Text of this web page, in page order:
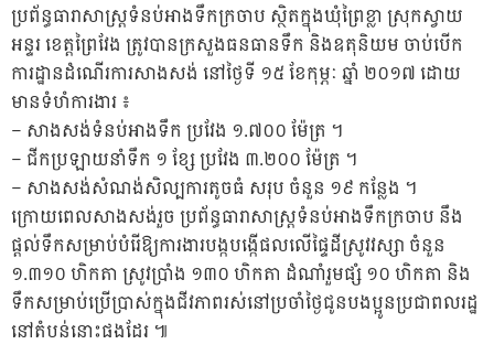
ប្រព័ន្ធធារាសាស្ត្រទំនប់អាងទឹកក្រចាប ស្ថិតក្នុងឃុំព្រៃខ្លា ស្រុកស្វាយ
អន្ទរ ខេត្តព្រៃវែង ត្រូវបានក្រសួងធនធានទឹក និងឧតុនិយម ចាប់បើក
ការដ្ឋានដំណើរការសាងសង់ នៅថ្ងៃទី ១៥ ខែកុម្ភៈ ឆ្នាំ ២០១៧ ដោយ
មានទំហំការងារ ៖
– សាងសង់ទំនប់អាងទឹក ប្រវែង ១.៧០០ ម៉ែត្រ ។
– ជីកប្រឡាយនាំទឹក ១ ខ្សែ ប្រវែង ៣.២០០ ម៉ែត្រ ។
– សាងសង់សំណង់សិល្បការតូចធំ សរុប ចំនួន ១៩ កន្លែង ។
ក្រោយពេលសាងសង់រួច ប្រព័ន្ធធារាសាស្ត្រទំនប់អាងទឹកក្រចាប នឹង
ផ្តល់ទឹកសម្រាប់បំរើឱ្យការងារបង្កបង្កើផលលើផ្ទៃដីស្រូវវស្សា ចំនួន
១.៣១០ ហិកតា ស្រូវប្រាំង ១៣០ ហិកតា ដំណាំរួមផ្សំ ១០ ហិកតា និង
ទឹកសម្រាប់ប្រើប្រាស់ក្នុងជីវភាពរស់នៅប្រចាំថ្ងៃជូនបងប្អូនប្រជាពលរដ្ឋ
នៅតំបន់នោះផងដែរ ៕